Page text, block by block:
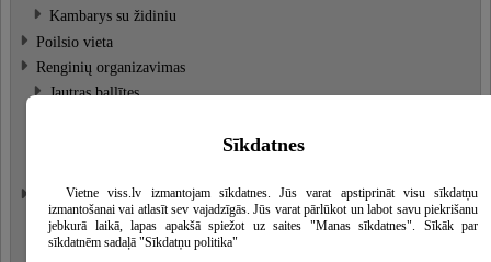
Kambarys su židiniu
Poilsio vieta
Renginių organizavimas
Jautras ballītes
Pirtys, Saunos
Detaliau
Baseinai
Rusiška pirtis
Sīkdatnes
Vietne viss.lv izmantojam sīkdatnes. Jūs varat apstiprināt visu sīkdatņu
izmantošanai vai atlasīt sev vajadzīgās. Jūs varat pārlūkot un labot savu piekrišanu
jebkurā laikā, lapas apakšā spiežot uz saites "Manas sīkdatnes". Sīkāk par
sīkdatnēm sadaļā "Sīkdatņu politika"